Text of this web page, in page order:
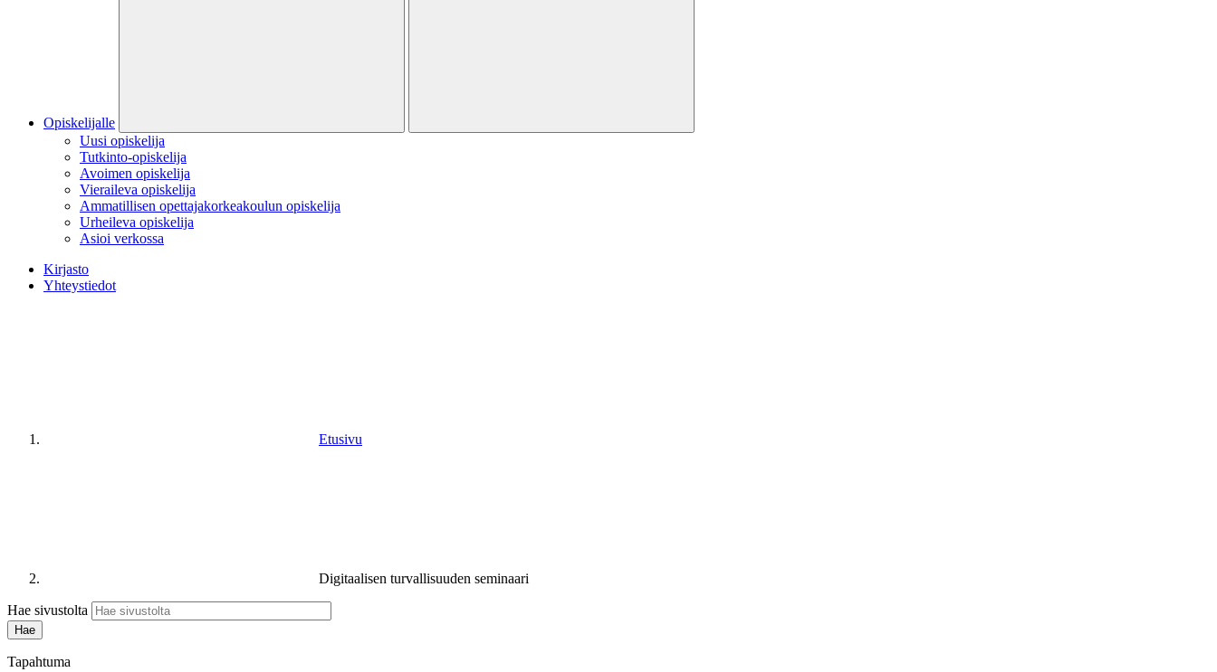
Opiskelijalle
Uusi opiskelija
Tutkinto-opiskelija
Avoimen opiskelija
Vieraileva opiskelija
Ammatillisen opettajakorkeakoulun opiskelija
Urheileva opiskelija
Asioi verkossa
Kirjasto
Yhteystiedot
Etusivu
Digitaalisen turvallisuuden seminaari
Hae sivustolta
Tapahtuma